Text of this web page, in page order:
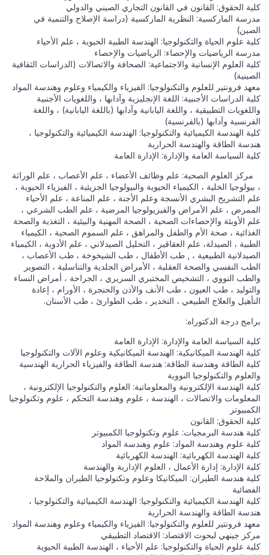
كلية الحقوق: القانون في القانون التجاري الصيني والدولي
مدرسة الماركسية: النظرية الماركسية (دراسة الإصلاح والتنمية في
الصين)
كلية علوم الحياة والتكنولوجيا: الهندسة الطبية الحيوية ، علم الأحياء
مدرسة الرياضيات والإحصاء: الرياضيات والإحصاء
كلية العلوم الإنسانية والاجتماعية: الصحافة والاتصالات (الدراسات الثقافية
الصينية)
معهد فرونتير للعلوم والتكنولوجيا: الفيزياء والكيمياء وعلوم وهندسة المواد
كلية الدراسات الأجنبية: اللغة الإنجليزية وآدابها ، واللغويات الأجنبية
واللغويات التطبيقية ، واللغة اليابانية وآدابها (باللغة اليابانية) ، واللغة
الفرنسية وآدابها (بالفرنسية)
كلية الهندسة الكيميائية والتكنولوجيا: الهندسة الكيميائية والتكنولوجيا ،
هندسة الطاقة والهندسة الحرارية
كلية السياسة العامة والإدارة: الإدارة العامة
مركز العلوم الصحية: علم وظائف الأعضاء ، علم الأعصاب ، علم الوراثة
، بيولوجيا الخلية ، الكيمياء الحيوية والبيولوجيا الجزيئية ، الفيزياء الحيوية ،
علم التشريح البشري الأنسجة وعلم الأجنة ، علم المناعة ، علم الأحياء
الممرض ، علم الأمراض والفيزيولوجيا المرضية ، علم الطب الشرعي ،
علم الأوبئة والإحصاءات الصحية ، الصحة المهنية والبيئية ، التغذية والصحة
الغذائية ، صحة الأم والطفل والمراهق ، علم السموم الصحية ، الكيمياء
الطبية ، الصيدلة، علم العقاقير ، التحليل الصيدلاني ، علم الأدوية ، الكيمياء
الصيدلانية الطبيعية ، , طب الأطفال ، طب الشيخوخة ، طب الأعصاب ،
الطب النفسي والصحة العقلية ، الأمراض الجلدية والتناسلية ، التصوير
والطب النووي ، التشخيص المختبري السريري ، الجراحة ، أمراض النساء
والتوليد ، طب العيون ، طب الأنف والأذن والحنجرة ، الأورام ، إعادة
التأهيل والعلاج الطبيعي ، التخدير ، طب الطوارئ ، طب الأسنان.
برامج درجة الدكتوراه:
كلية السياسة العامة والإدارة: الإدارة العامة
كلية الهندسة الميكانيكية: الهندسة الميكانيكية وعلوم الآلات والتكنولوجيا
كلية الطاقة وهندسة الطاقة: هندسة الطاقة والفيزياء الحرارية الهندسية
والعلوم والتكنولوجيا النووية
كلية الهندسة الإلكترونية والمعلوماتية: العلوم والتكنولوجيا الإلكترونية ،
المعلومات والاتصالات ، الهندسة ، علوم وهندسة التحكم ، علوم وتكنولوجيا
الكمبيوتر
كلية الحقوق: القانون
كلية هندسة البرمجيات: علوم وتكنولوجيا الكمبيوتر
كلية علوم وهندسة المواد: علوم وهندسة المواد
كلية الهندسة الكهربائية: الهندسة الكهربائية
كلية الإدارة: إدارة الأعمال ، العلوم الإدارية والهندسة
كلية هندسة الطيران: الميكانيكا وعلوم وتكنولوجيا الطيران والملاحة
الفضائية
كلية الهندسة الكيميائية والتكنولوجيا: الهندسة الكيميائية والتكنولوجيا ،
هندسة الطاقة والهندسة الحرارية
معهد فرونتير للعلوم والتكنولوجيا: الفيزياء والكيمياء وعلوم وهندسة المواد
مركز جينهي لبحوث الاقتصاد: الاقتصاد التطبيقي
كلية علوم الحياة والتكنولوجيا: علم الأحياء ، الهندسة الطبية الحيوية